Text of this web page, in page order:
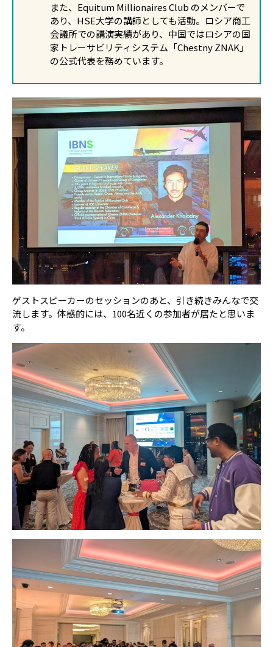
また、Equitum Millionaires Club のメンバーで
あり、HSE大学の講師としても活動。ロシア商工
会議所での講演実績があり、中国ではロシアの国
家トレーサビリティシステム「Chestny ZNAK」
の公式代表を務めています。
ゲストスピーカーのセッションのあと、引き続きみんなで交
流します。体感的には、100名近くの参加者が居たと思いま
す。